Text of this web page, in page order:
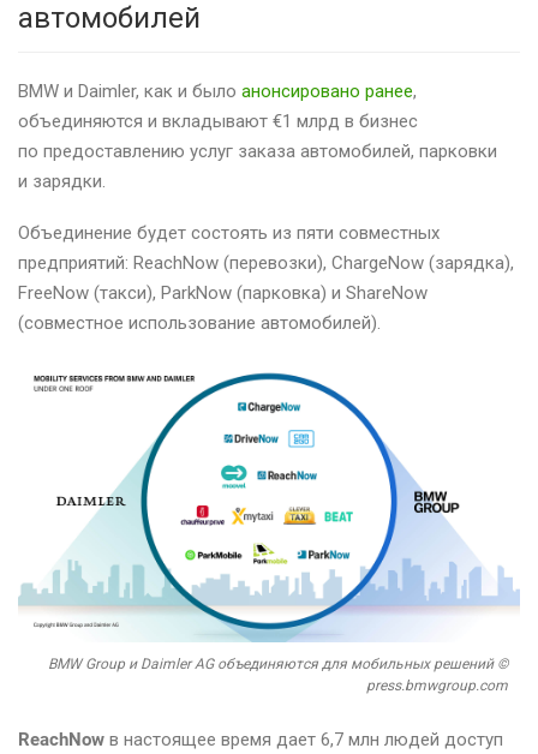
автомобилей
BMW и Daimler, как и было анонсировано ранее,
объединяются и вкладывают €1 млрд в бизнес
по предоставлению услуг заказа автомобилей, парковки
и зарядки.
Объединение будет состоять из пяти совместных
предприятий: ReachNow (перевозки), ChargeNow (зарядка),
FreeNow (такси), ParkNow (парковка) и ShareNow
(совместное использование автомобилей).
BMW Group и Daimler AG объединяются для мобильных решений ©
press.bmwgroup.com
ReachNow в настоящее время дает 6,7 млн людей доступ